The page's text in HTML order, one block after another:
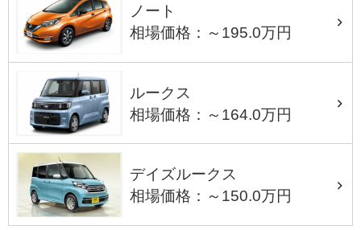
ノート
相場価格：～195.0万円
ルークス
相場価格：～164.0万円
デイズルークス
相場価格：～150.0万円